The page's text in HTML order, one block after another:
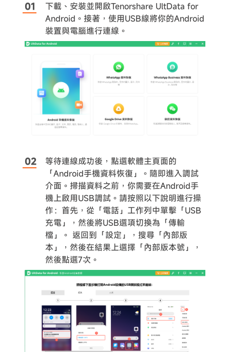
下載、安裝並開啟Tenorshare UltData for
Android。接著，使用USB線將你的Android
裝置與電腦進行連線。
等待連線成功後，點選軟體主頁面的
「Android手機資料恢復」。隨即進入調試
介面。掃描資料之前，你需要在Android手
機上啟用USB調試。請按照以下說明進行操
作：首先，從「電話」工作列中單擊「USB
充電」，然後將USB選項切換為「傳輸
檔」。 返回到「設定」，搜尋「內部版
本」，然後在結果上選擇「內部版本號」，
然後點選7次。